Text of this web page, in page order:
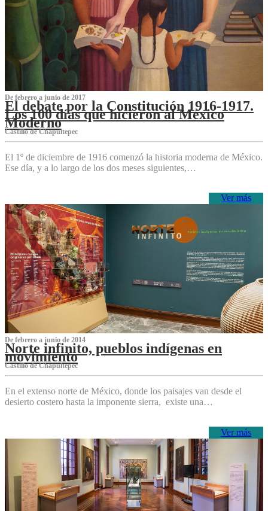
De febrero a junio de 2017
El debate por la Constitución 1916-1917.
Los 100 días que hicieron al México
Moderno
Castillo de Chapultepec
El 1º de diciembre de 1916 comenzó la historia moderna de México.
Ese día, y a lo largo de los dos meses siguientes,…
Ver más
De febrero a junio de 2014
Norte infinito, pueblos indígenas en
movimiento
Castillo de Chapultepec
En el extenso norte de México, donde los paisajes van desde el
desierto costero hasta la imponente sierra, existe una…
Ver más